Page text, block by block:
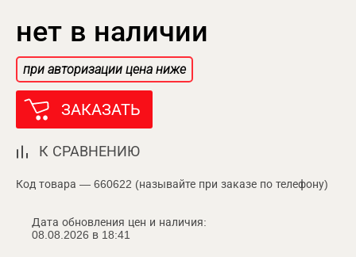
нет в наличии
при авторизации цена ниже
ЗАКАЗАТЬ
К СРАВНЕНИЮ
Код товара — 660622 (называйте при заказе по телефону)
Дата обновления цен и наличия:
08.08.2026 в 18:41